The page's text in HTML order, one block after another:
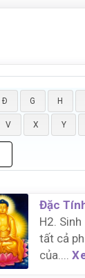
Ð G H
V X Y
Đặc
H2.
tất cả
của....